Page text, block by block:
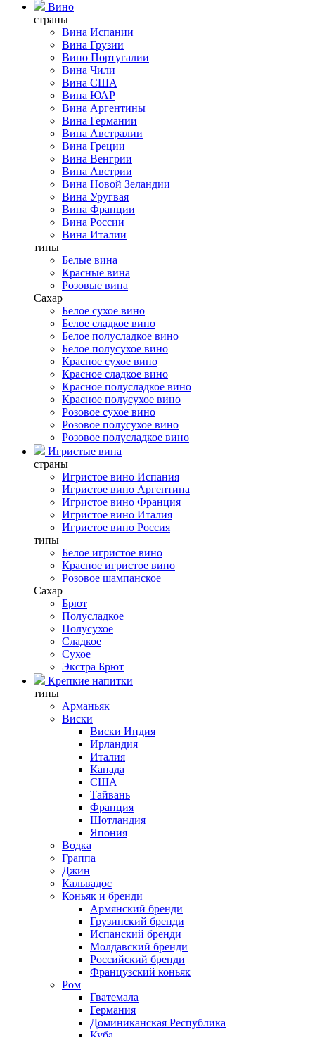
Вино
страны
Вина Испании
Вина Грузии
Вино Португалии
Вина Чили
Вина США
Вина ЮАР
Вина Аргентины
Вина Германии
Вина Австралии
Вина Греции
Вина Венгрии
Вина Австрии
Вина Новой Зеландии
Вина Уругвая
Вина Франции
Вина России
Вина Италии
типы
Белые вина
Красные вина
Розовые вина
Сахар
Белое сухое вино
Белое сладкое вино
Белое полусладкое вино
Белое полусухое вино
Красное сухое вино
Красное сладкое вино
Красное полусладкое вино
Красное полусухое вино
Розовое сухое вино
Розовое полусухое вино
Розовое полусладкое вино
Игристые вина
страны
Игристое вино Испания
Игристое вино Аргентина
Игристое вино Франция
Игристое вино Италия
Игристое вино Россия
типы
Белое игристое вино
Красное игристое вино
Розовое шампанское
Сахар
Брют
Полусладкое
Полусухое
Сладкое
Сухое
Экстра Брют
Крепкие напитки
типы
Арманьяк
Виски
Виски Индия
Ирландия
Италия
Канада
США
Тайвань
Франция
Шотландия
Япония
Водка
Граппа
Джин
Кальвадос
Коньяк и бренди
Армянский бренди
Грузинский бренди
Испанский бренди
Молдавский бренди
Российский бренди
Французский коньяк
Ром
Гватемала
Германия
Доминиканская Республика